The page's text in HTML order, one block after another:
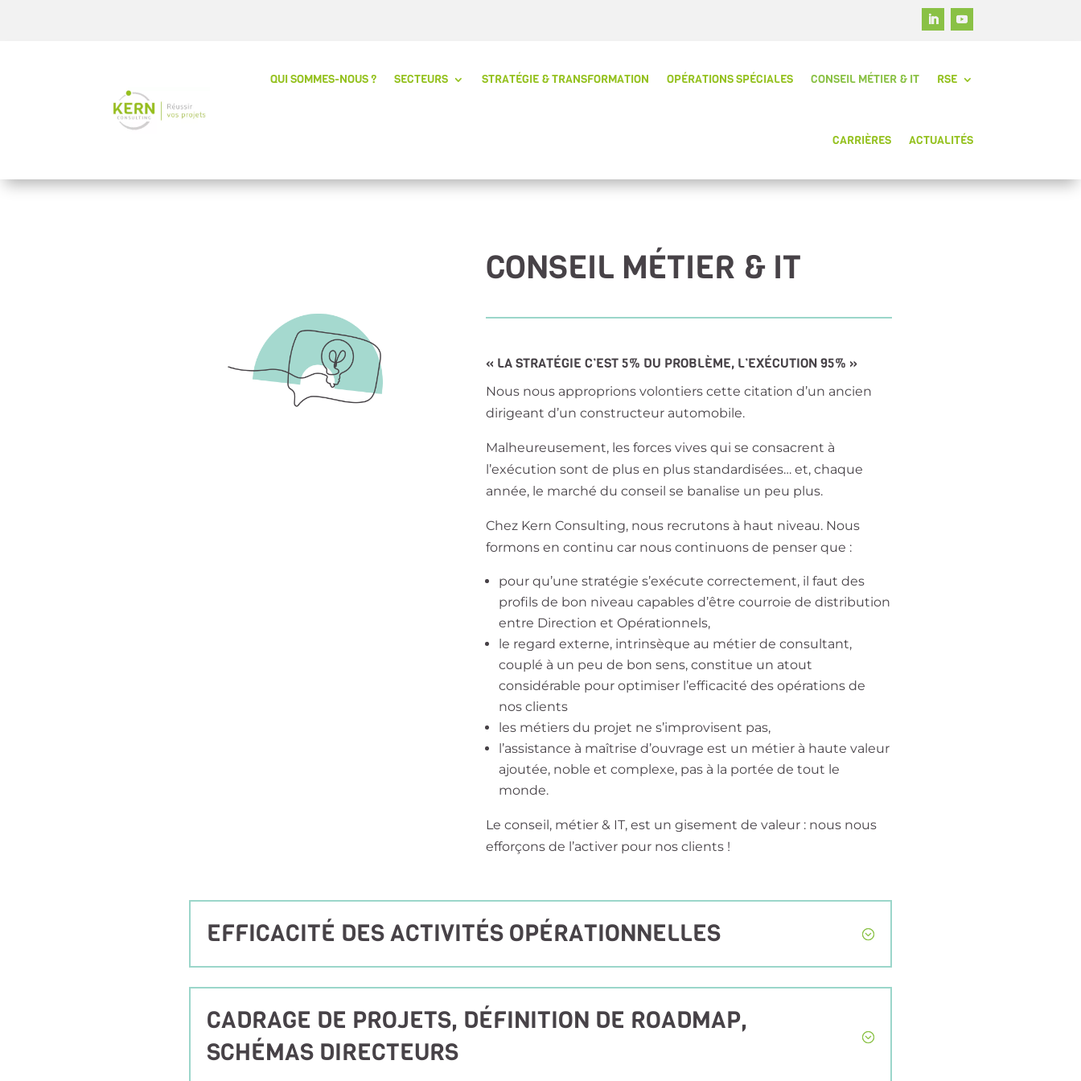
QUI SOMMES-NOUS ? SECTEURS STRATÉGIE & TRANSFORMATION OPÉRATIONS SPÉCIALES CONSEIL MÉTIER & IT RSE
CARRIÈRES ACTUALITÉS
CONSEIL MÉTIER & IT
« LA STRATÉGIE C’EST 5% DU PROBLÈME, L’EXÉCUTION 95% »
Nous nous approprions volontiers cette citation d’un ancien
dirigeant d’un constructeur automobile.
Malheureusement, les forces vives qui se consacrent à
l’exécution sont de plus en plus standardisées… et, chaque
année, le marché du conseil se banalise un peu plus.
Chez Kern Consulting, nous recrutons à haut niveau. Nous
formons en continu car nous continuons de penser que :
pour qu’une stratégie s’exécute correctement, il faut des
profils de bon niveau capables d’être courroie de distribution
entre Direction et Opérationnels,
le regard externe, intrinsèque au métier de consultant,
couplé à un peu de bon sens, constitue un atout
considérable pour optimiser l’efficacité des opérations de
nos clients
les métiers du projet ne s’improvisent pas,
l’assistance à maîtrise d’ouvrage est un métier à haute valeur
ajoutée, noble et complexe, pas à la portée de tout le
monde.
Le conseil, métier & IT, est un gisement de valeur : nous nous
efforçons de l’activer pour nos clients !
EFFICACITÉ DES ACTIVITÉS OPÉRATIONNELLES
CADRAGE DE PROJETS, DÉFINITION DE ROADMAP,
SCHÉMAS DIRECTEURS